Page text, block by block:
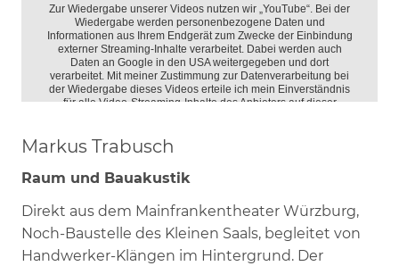
Markus Trabusch
Raum und Bauakustik
Direkt aus dem Mainfrankentheater Würzburg,
Noch-Baustelle des Kleinen Saals, begleitet von
Handwerker-Klängen im Hintergrund. Der